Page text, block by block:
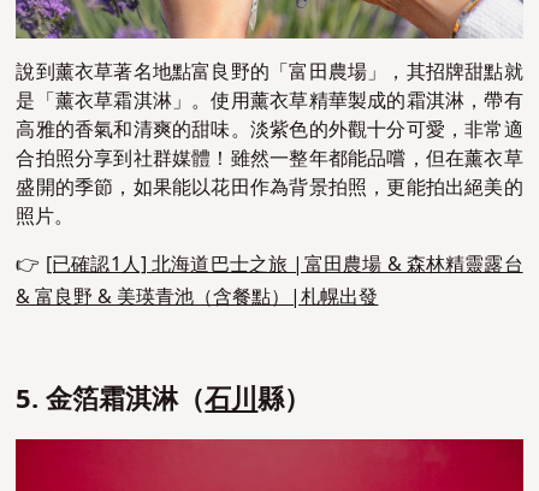
說到薰衣草著名地點富良野的「富田農場」，其招牌甜點就
是「薰衣草霜淇淋」。使用薰衣草精華製成的霜淇淋，帶有
高雅的香氣和清爽的甜味。淡紫色的外觀十分可愛，非常適
合拍照分享到社群媒體！雖然一整年都能品嚐，但在薰衣草
盛開的季節，如果能以花田作為背景拍照，更能拍出絕美的
照片。
👉 [已確認1人] 北海道巴士之旅 |富田農場 & 森林精靈露台
& 富良野 & 美瑛青池（含餐點）|札幌出發
5. 金箔霜淇淋（石川縣）